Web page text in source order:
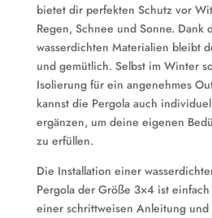
bietet dir perfekten Schutz vor
Regen, Schnee und Sonne. Dank
wasserdichten Materialien bleibt
und gemütlich. Selbst im Winter
Isolierung für ein angenehmes
kannst die Pergola auch
ergänzen, um deine eigenen
zu erfüllen.
Die Installation einer
Pergola der Größe 3×4 ist
einer schrittweisen Anleitung